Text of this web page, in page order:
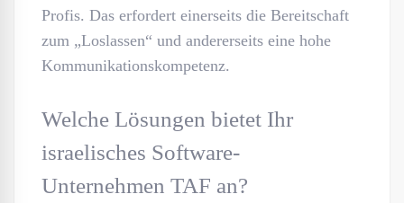
Profis. Das erfordert einerseits die Bereitschaft
zum „Loslassen“ und andererseits eine hohe
Kommunikationskompetenz.
Welche Lösungen bietet Ihr
israelisches Software-
Unternehmen TAF an?